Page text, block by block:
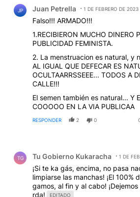
JP Juan Petrella 1 DE FEBRERO DE 2023
Falso!!! ARMADO!!!
1.RECIBIERON MUCHO DINERO
PUBLICIDAD FEMINISTA.
2. La menstruacion es natural, y
AL IGUAL QUE DEFECAR ES
OCULTAARRSSEEE... TODOS A
CALLE!!!
El semen también es natural... Y
COOOOO EN LA VIA PUBLICAA
RESPONDER 2 0
TG Tu Gobierno Kukaracha 1 DE
¡Si te ka gás, encima, no pasa
limpiarse las manchas! ¡El 100%
gamos, al fin y al cabo!
rda!
EDITADO